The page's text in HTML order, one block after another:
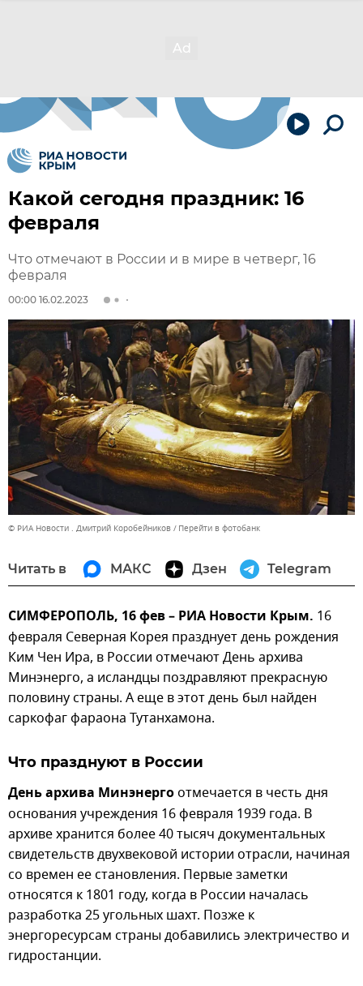
Какой сегодня праздник: 16
февраля
Что отмечают в России и в мире в четверг, 16
февраля
00:00 16.02.2023
© РИА Новости . Дмитрий Коробейников Перейти в фотобанк
Читать в МАКС Дзен Telegram
СИМФЕРОПОЛЬ, 16 фев – РИА Новости Крым. 16
февраля Северная Корея празднует день рождения
Ким Чен Ира, в России отмечают День архива
Минэнерго, а исландцы поздравляют прекрасную
половину страны. А еще в этот день был найден
саркофаг фараона Тутанхамона.
Что празднуют в России
День архива Минэнерго отмечается в честь дня
основания учреждения 16 февраля 1939 года. В
архиве хранится более 40 тысяч документальных
свидетельств двухвековой истории отрасли, начиная
со времен ее становления. Первые заметки
относятся к 1801 году, когда в России началась
разработка 25 угольных шахт. Позже к
энергоресурсам страны добавились электричество и
гидростанции.